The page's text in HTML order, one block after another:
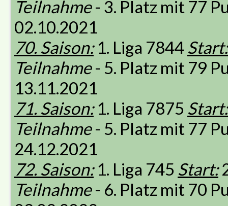
Teilnahme- 3. Platz mit 77
02.10.2021
70. Saison:1. Liga 7844 Start:
Teilnahme- 5. Platz mit 79
13.11.2021
71. Saison:1. Liga 7875 Start:
Teilnahme- 5. Platz mit 77
24.12.2021
72. Saison:1. Liga 745 Start:
Teilnahme- 6. Platz mit 70